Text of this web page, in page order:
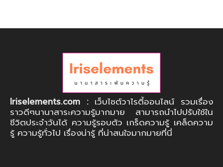
Iriselements.com : เว็บไซต์วาไรตี้ออนไลน์ รวมเรื่อง
ราวดีๆนานาสาระความรู้มากมาย สามารถนำไปปรับใช้ใน
ชีวิตประจำวันได้ ความรู้รอบตัว เกร็ดความรู้ เคล็ดความ
รู้ ความรู้ทั่วไป เรื่องน่ารู้ ที่น่าสนใจมากมายที่นี่